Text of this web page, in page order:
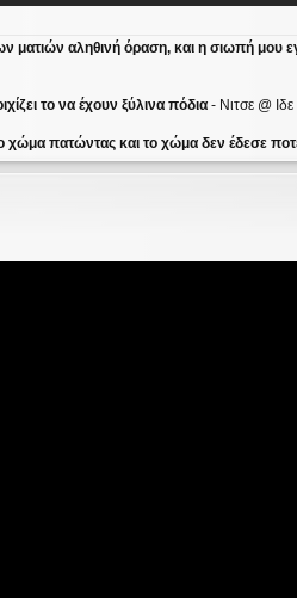
ματιών αληθινή όραση, και η σιωπή μου
το να έχουν ξύλινα πόδια - Νιτσε @
χώμα πατώντας και το χώμα δεν έδεσε